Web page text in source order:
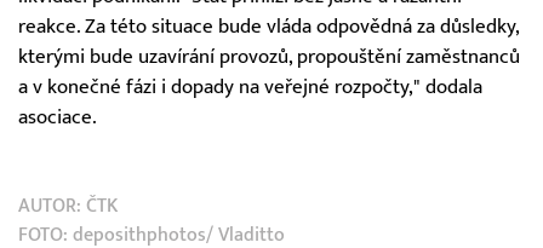
reakce. Za této situace bude vláda odpovědná za důsledky,
kterými bude uzavírání provozů, propouštění zaměstnanců
a v konečné fázi i dopady na veřejné rozpočty," dodala
asociace.
AUTOR: ČTK
FOTO: deposithphotos/ Vladitto